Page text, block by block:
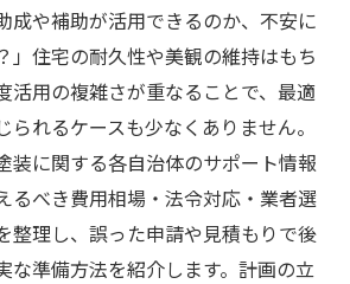
成や補助が活用できるのか、不安に
」住宅の耐久性や美観の維持はもち
活用の複雑さが重なることで、最適
られるケースも少なくありません。
装に関する各自治体のサポート情報
るべき費用相場・法令対応・業者選
整理し、誤った申請や見積もりで後
な準備方法を紹介します。計画の立